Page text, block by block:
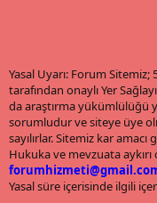
Yasal Uyarı: Forum Sitemiz;
tarafından onaylı Yer
da araştırma yükümlülüğü
sorumludur ve siteye üye
sayılırlar. Sitemiz kar
Hukuka ve mevzuata
Yasal süre içerisinde ilgili